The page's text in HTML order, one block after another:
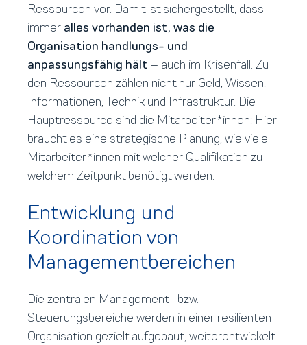
Ressourcen vor. Damit ist sichergestellt, dass
immer alles vorhanden ist, was die
Organisation handlungs- und
anpassungsfähig hält – auch im Krisenfall. Zu
den Ressourcen zählen nicht nur Geld, Wissen,
Informationen, Technik und Infrastruktur. Die
Hauptressource sind die Mitarbeiter*innen: Hier
braucht es eine strategische Planung, wie viele
Mitarbeiter*innen mit welcher Qualifikation zu
welchem Zeitpunkt benötigt werden.
Entwicklung und
Koordination von
Managementbereichen
Die zentralen Management- bzw.
Steuerungsbereiche werden in einer resilienten
Organisation gezielt aufgebaut, weiterentwickelt